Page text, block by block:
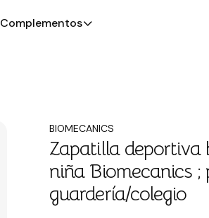
Complementos
BIOMECANICS
Zapatilla deportiva
niña Biomecanics ;
guardería/colegio